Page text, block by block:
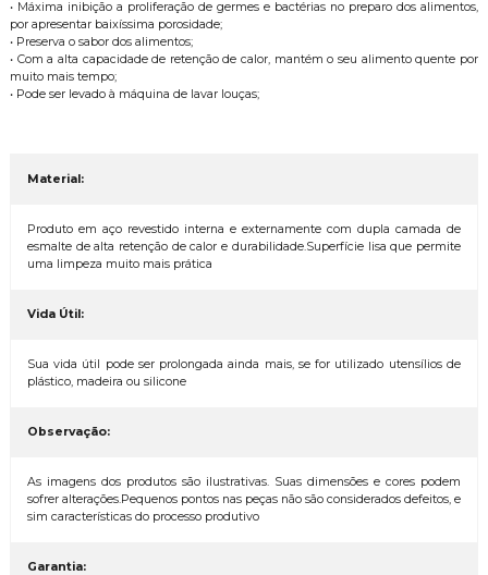
• Máxima inibição a proliferação de germes e bactérias no preparo dos alimentos,
por apresentar baixíssima porosidade;
• Preserva o sabor dos alimentos;
• Com a alta capacidade de retenção de calor, mantém o seu alimento quente por
muito mais tempo;
• Pode ser levado à máquina de lavar louças;
Material:
Produto em aço revestido interna e externamente com dupla camada de
esmalte de alta retenção de calor e durabilidade.Superfície lisa que permite
uma limpeza muito mais prática
Vida Útil:
Sua vida útil pode ser prolongada ainda mais, se for utilizado utensílios de
plástico, madeira ou silicone
Observação:
As imagens dos produtos são ilustrativas. Suas dimensões e cores podem
sofrer alterações.Pequenos pontos nas peças não são considerados defeitos, e
sim características do processo produtivo
Garantia: